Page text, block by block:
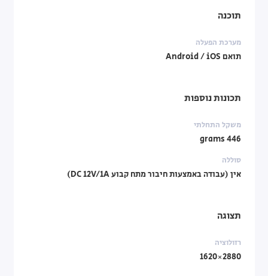
תוכנה
מערכת הפעלה
תואם Android / iOS
תכונות נוספות
משקל התחלתי
446 grams
סוללה
אין (עבודה באמצעות חיבור מתח קבוע DC 12V/1A)
תצוגה
רזולוציה
2880×1620